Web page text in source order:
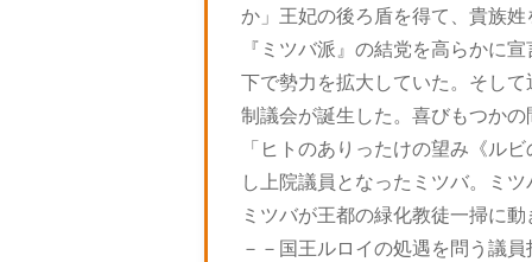
か」王妃の後ろ盾を得て、貴族
『ミツバ派』の結党を高らかに
下で勢力を拡大していた。そし
制議会が誕生した。喜びもつか
「ヒトのありったけの望み《ル
し上院議員となったミツバ。ミ
ミツバが王都の緑化教徒一掃に
－－国王ルロイの処遇を問う議